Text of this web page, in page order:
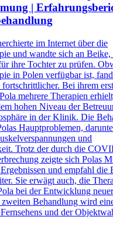
|
im Internet über die
und wandte sich an Beike,
ihre Tochter zu prüfen.
in Polen verfügbar ist,
Bei ihrem
mehrere Therapien
hohen Niveau der
in der Klinik. Die
Hauptproblemen,
und
Trotz der durch die
zeigte sich Polas
und empfahl die
Sie erwägt auch, die
bei der Entwicklung
Behandlung wird
und der